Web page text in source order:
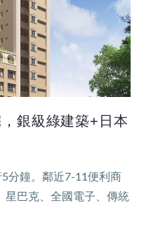
銀級綠建築+日本
分鐘。鄰近7-11便利商
星巴克、全國電子、傳統